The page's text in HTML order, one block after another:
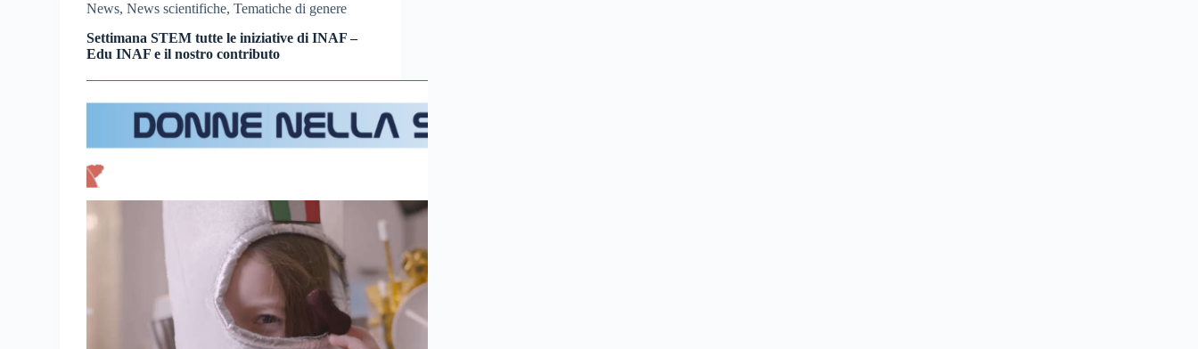
News,News scientifiche,Tematiche di genere
Settimana STEM tutte le iniziative di INAF –
Edu INAF e il nostro contributo